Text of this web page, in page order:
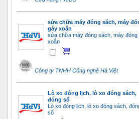
sửa chữa máy đóng sách, máy
gáy xoắn
sửa chữa máy đóng sách, máy đóng
xoắn
Công ty TNHH Công nghệ Hà Việt
Lò xo đóng lịch, lò xo đóng sách,
đóng sổ
Lò xo đóng lịch, lò xo đóng sách,
sổ